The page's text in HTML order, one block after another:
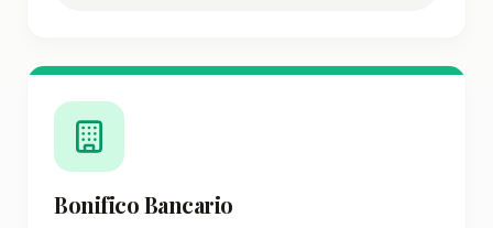
Bonifico Bancario